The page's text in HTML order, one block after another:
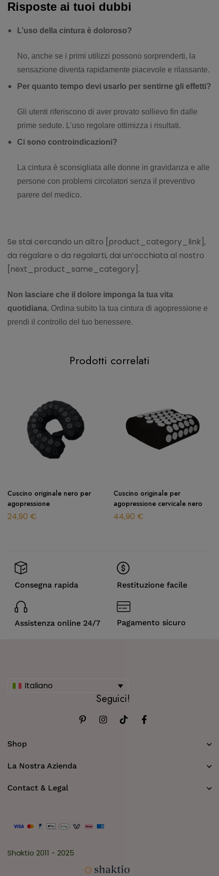
Risposte ai tuoi dubbi
L’uso della cintura è doloroso?
No, anche se i primi utilizzi possono sorprenderti, la
sensazione diventa rapidamente piacevole e rilassante.
Per quanto tempo devi usarlo per sentirne gli effetti?
Gli utenti riferiscono di aver provato sollievo fin dalle
prime sedute. L’uso regolare ottimizza i risultati.
Ci sono controindicazioni?
La cintura è sconsigliata alle donne in gravidanza e alle
persone con problemi circolatori senza il preventivo
parere del medico.
Se stai cercando un altro [product_category_link],
da regalare o da regalarti, dai un’occhiata al nostro
[next_product_same_category].
Non lasciare che il dolore imponga la tua vita
quotidiana. Ordina subito la tua cintura di agopressione e
prendi il controllo del tuo benessere.
Prodotti correlati
Cuscino originale nero per
agopressione
24,90 €
Cuscino originale per
agopressione cervicale nero
44,90 €
Consegna rapida Restituzione facile
Assistenza online 24/7 Pagamento sicuro
Shop
La Nostra Azienda
Contact & Legal
Italiano
Seguici!
Shaktio 2011 - 2025